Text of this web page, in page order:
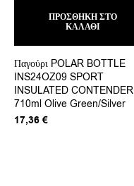
ΠΡΟΣΘΉΚΗ ΣΤΟ
ΚΑΛΆΘΙ
Παγούρι POLAR BOTTLE
INS24OZ09 SPORT
INSULATED CONTENDER
710ml Olive Green/Silver
17,36 €